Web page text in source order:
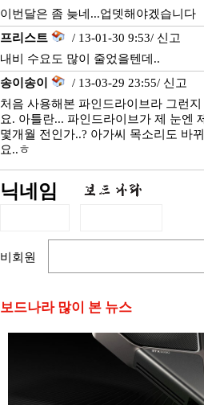
이번달은 좀 늦네...업뎃해야겠습니다
프리스트
/ 13-01-30 9:53/ 신고
내비 수요도 많이 줄었을텐데..
송이송이
/ 13-03-29 23:55/ 신고
처음 사용해본 파인드라이브라 그런
요. 아틀란... 파인드라이브가 제 눈엔
몇개월 전인가..? 아가씨 목소리도 바
요..ㅎ
닉네임
비회원
보드나라 많이 본 뉴스